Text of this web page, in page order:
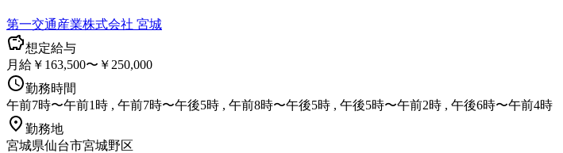
第一交通産業株式会社 宮城
想定給与
月給￥163,500〜￥250,000
勤務時間
午前7時〜午前1時 , 午前7時〜午後5時 , 午前8時〜午後5時 , 午後5時〜午前2時 , 午後6時〜午前4時
勤務地
宮城県仙台市宮城野区